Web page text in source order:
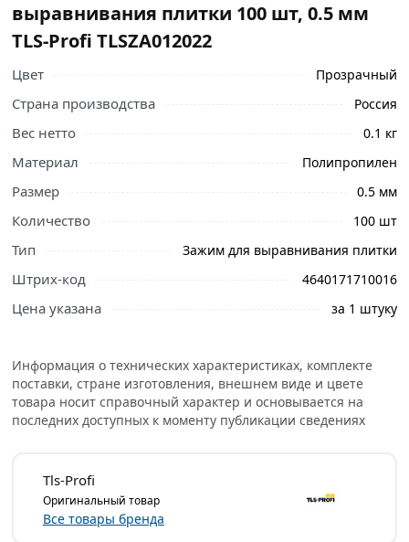
Ознакомьтесь с подробными характеристиками,
описанием и отзывами о товаре, чтобы сделать
правильный выбор и заказать онлайн. Наши
свяжутся с Вами для согласования условий доставки
или самовывоза.
Условия доставки и цены на товар Зажим для
выравнивания плитки 100 шт, 0.5 мм TLS-Profi
действительны в Москве и области.
выравнивания плитки 100 шт, 0.5 мм
TLS-Profi TLSZA012022
Цвет Прозрачный
Страна производства Россия
Вес нетто 0.1 кг
Материал Полипропилен
Размер 0.5 мм
Количество 100 шт
Тип Зажим для выравнивания плитки
Штрих-код 4640171710016
Цена указана за 1 штуку
Информация о технических характеристиках, комплекте
поставки, стране изготовления, внешнем виде и цвете
товара носит справочный характер и основывается на
последних доступных к моменту публикации сведениях
Tls-Profi
Оригинальный товар
Все товары бренда